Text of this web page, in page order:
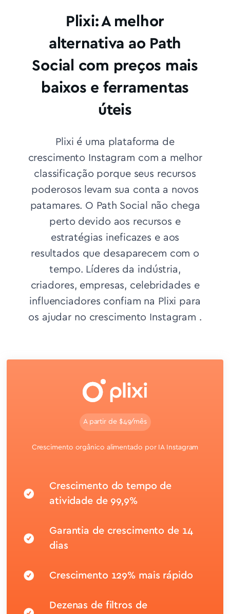
Plixi: A melhor
alternativa ao Path
Social com preços mais
baixos e ferramentas
úteis
Plixi é uma plataforma de
crescimento Instagram com a melhor
classificação porque seus recursos
poderosos levam sua conta a novos
patamares. O Path Social não chega
perto devido aos recursos e
estratégias ineficazes e aos
resultados que desaparecem com o
tempo. Líderes da indústria,
criadores, empresas, celebridades e
influenciadores confiam na Plixi para
os ajudar no crescimento Instagram .
A partir de $49/mês
Crescimento orgânico alimentado por IA Instagram
Crescimento do tempo de
atividade de 99,9%
Garantia de crescimento de 14
dias
Crescimento 129% mais rápido
Dezenas de filtros de